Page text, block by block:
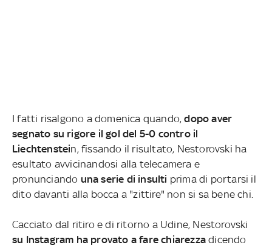
I fatti risalgono a domenica quando,dopo aver
segnato su rigore il gol del 5-0 contro il
Liechtenstein, fissando il risultato, Nestorovski ha
esultato avvicinandosi alla telecamera e
pronunciando una serie di insulti prima di portarsi il
dito davanti alla bocca a "zittire" non si sa bene chi.
Cacciato dal ritiro e di ritorno a Udine, Nestorovski
su Instagram ha provato a fare chiarezzadicendo